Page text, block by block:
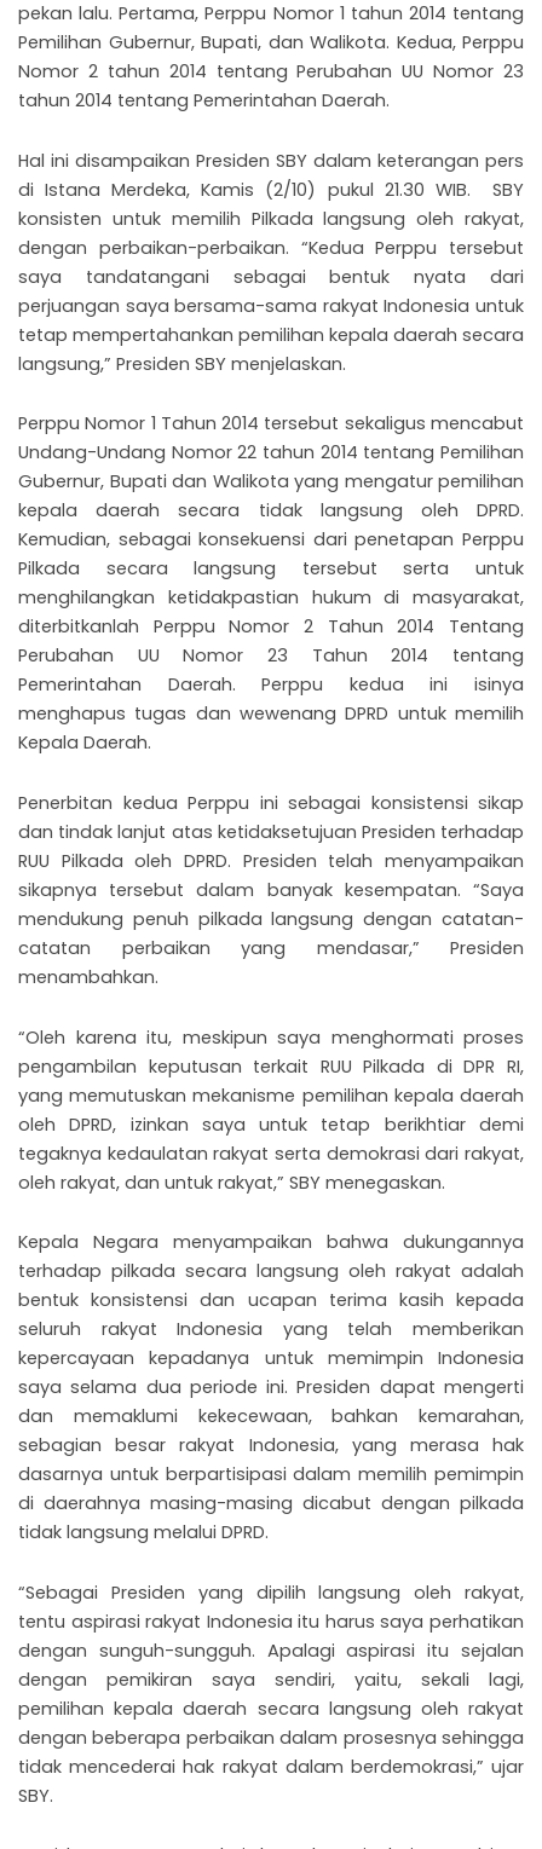
pekan lalu. Pertama, Perppu Nomor 1 tahun 2014 tentang
Pemilihan Gubernur, Bupati, dan Walikota. Kedua, Perppu
Nomor 2 tahun 2014 tentang Perubahan UU Nomor 23
tahun 2014 tentang Pemerintahan Daerah.
Hal ini disampaikan Presiden SBY dalam keterangan pers
di Istana Merdeka, Kamis (2/10) pukul 21.30 WIB. SBY
konsisten untuk memilih Pilkada langsung oleh rakyat,
dengan perbaikan-perbaikan. “Kedua Perppu tersebut
saya tandatangani sebagai bentuk nyata dari
perjuangan saya bersama-sama rakyat Indonesia untuk
tetap mempertahankan pemilihan kepala daerah secara
langsung,” Presiden SBY menjelaskan.
Perppu Nomor 1 Tahun 2014 tersebut sekaligus mencabut
Undang-Undang Nomor 22 tahun 2014 tentang Pemilihan
Gubernur, Bupati dan Walikota yang mengatur pemilihan
kepala daerah secara tidak langsung oleh DPRD.
Kemudian, sebagai konsekuensi dari penetapan Perppu
Pilkada secara langsung tersebut serta untuk
menghilangkan ketidakpastian hukum di masyarakat,
diterbitkanlah Perppu Nomor 2 Tahun 2014 Tentang
Perubahan UU Nomor 23 Tahun 2014 tentang
Pemerintahan Daerah. Perppu kedua ini isinya
menghapus tugas dan wewenang DPRD untuk memilih
Kepala Daerah.
Penerbitan kedua Perppu ini sebagai konsistensi sikap
dan tindak lanjut atas ketidaksetujuan Presiden terhadap
RUU Pilkada oleh DPRD. Presiden telah menyampaikan
sikapnya tersebut dalam banyak kesempatan. “Saya
mendukung penuh pilkada langsung dengan catatan-
catatan perbaikan yang mendasar,” Presiden
menambahkan.
“Oleh karena itu, meskipun saya menghormati proses
pengambilan keputusan terkait RUU Pilkada di DPR RI,
yang memutuskan mekanisme pemilihan kepala daerah
oleh DPRD, izinkan saya untuk tetap berikhtiar demi
tegaknya kedaulatan rakyat serta demokrasi dari rakyat,
oleh rakyat, dan untuk rakyat,” SBY menegaskan.
Kepala Negara menyampaikan bahwa dukungannya
terhadap pilkada secara langsung oleh rakyat adalah
bentuk konsistensi dan ucapan terima kasih kepada
seluruh rakyat Indonesia yang telah memberikan
kepercayaan kepadanya untuk memimpin Indonesia
saya selama dua periode ini. Presiden dapat mengerti
dan memaklumi kekecewaan, bahkan kemarahan,
sebagian besar rakyat Indonesia, yang merasa hak
dasarnya untuk berpartisipasi dalam memilih pemimpin
di daerahnya masing-masing dicabut dengan pilkada
tidak langsung melalui DPRD.
“Sebagai Presiden yang dipilih langsung oleh rakyat,
tentu aspirasi rakyat Indonesia itu harus saya perhatikan
dengan sunguh-sungguh. Apalagi aspirasi itu sejalan
dengan pemikiran saya sendiri, yaitu, sekali lagi,
pemilihan kepala daerah secara langsung oleh rakyat
dengan beberapa perbaikan dalam prosesnya sehingga
tidak mencederai hak rakyat dalam berdemokrasi,” ujar
SBY.